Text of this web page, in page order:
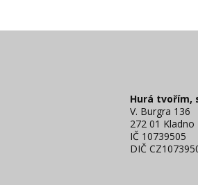
Hurá tvořím,
V. Burgra 136
272 01 Kladno
IČ 10739505
DIČ